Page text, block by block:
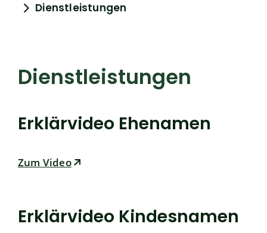
Dienstleistungen
Dienstleistungen
Erklärvideo Ehenamen
Zum Video
Erklärvideo Kindesnamen